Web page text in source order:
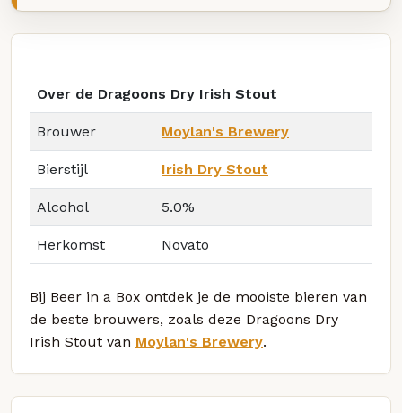
Over de Dragoons Dry Irish Stout
Brouwer Moylan's Brewery
Bierstijl Irish Dry Stout
Alcohol 5.0%
Herkomst Novato
Bij Beer in a Box ontdek je de mooiste bieren van
de beste brouwers, zoals deze Dragoons Dry
Irish Stout van Moylan's Brewery.